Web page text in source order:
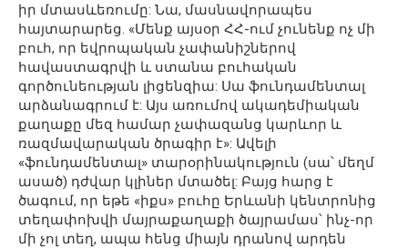
իր մտասևեռումը: Նա, մասնավորապես
հայտարարեց. «Մենք այսօր ՀՀ-ում չունենք ոչ մի
բուհ, որ եվրոպական չափանիշներով
հավաստագրվի և ստանա բուհական
գործունեության լիցենզիա: Սա ֆունդամենտալ
արձանագրում է: Այս առումով ակադեմիական
քաղաքը մեզ համար չափազանց կարևոր և
ռազմավարական ծրագիր է»: Ավելի
«ֆունդամենտալ» տարօրինակություն (սա՝ մեղմ
ասած) դժվար կլիներ մտածել: Բայց հարց է
ծագում, որ եթե «իքս» բուհը Երևանի կենտրոնից
տեղափոխվի մայրաքաղաքի ծայրամաս՝ ինչ-որ
մի չոլ տեղ, ապա հենց միայն դրանով արդեն